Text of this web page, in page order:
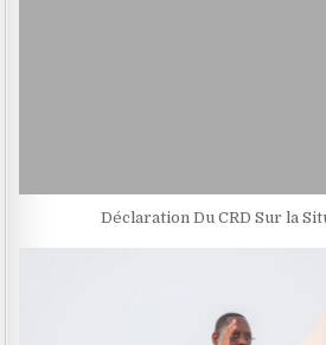
Déclaration Du CRD Sur la